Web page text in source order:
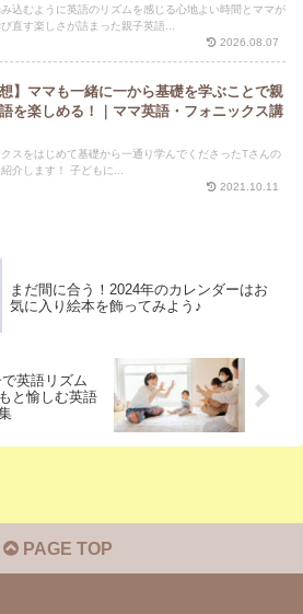
込むように英語のリズムを感じる心地よい時間とママが
直す楽しさが詰まった親子英語...
2026.08.07
想】ママも一緒に一から基礎を学ぶことで親
を楽しめる！｜ママ英語・フォニックス講
スをはじめて基礎から一通り学んでくださったTさんの
ご感想を紹介します！ 子どもに...
2021.10.11
まだ間に合う！2024年のカレンダーはお
気に入り絵本を飾ってみよう♪
英語リズム
と愉しむ英語
PAGE TOP